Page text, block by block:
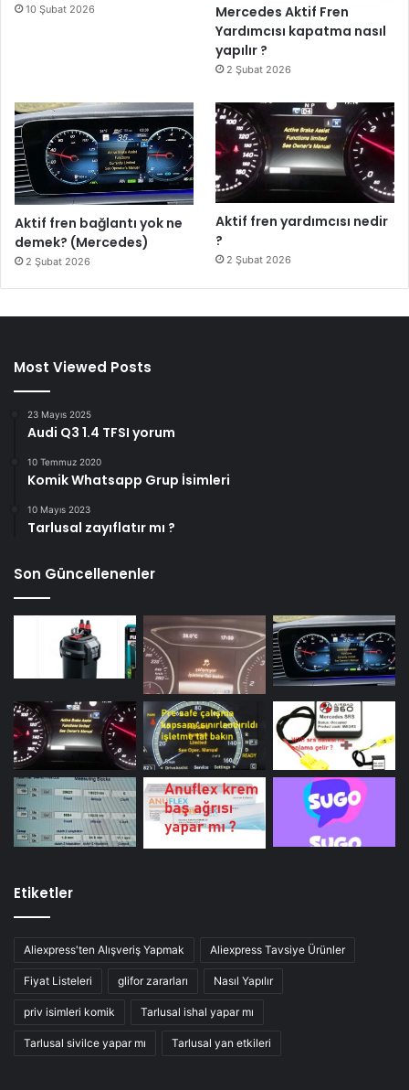
10 Şubat 2026
Mercedes Aktif Fren
Yardımcısı kapatma nasıl
yapılır ?
2 Şubat 2026
Aktif fren bağlantı yok ne
demek? (Mercedes)
2 Şubat 2026
Aktif fren yardımcısı nedir
?
2 Şubat 2026
Most Viewed Posts
23 Mayıs 2025
Audi Q3 1.4 TFSI yorum
10 Temmuz 2020
Komik Whatsapp Grup İsimleri
10 Mayıs 2023
Tarlusal zayıflatır mı ?
Son Güncellenenler
Etiketler
Aliexpress'ten Alışveriş Yapmak Aliexpress Tavsiye Ürünler
Fiyat Listeleri glifor zararları Nasıl Yapılır
priv isimleri komik Tarlusal ishal yapar mı
Tarlusal sivilce yapar mı Tarlusal yan etkileri